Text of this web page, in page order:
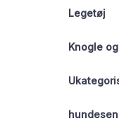
Legetøj
Knogle